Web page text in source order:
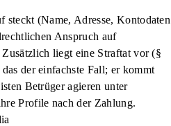
steckt (Name, Adresse, Kontodaten
Anspruch auf
liegt eine Straftat vor (§
der einfachste Fall; er kommt
Betrüger agieren unter
Profile nach der Zahlung.